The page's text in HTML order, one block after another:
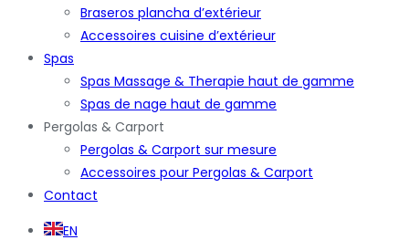
Braseros plancha d’extérieur
Accessoires cuisine d’extérieur
Spas
Spas Massage & Therapie haut de gamme
Spas de nage haut de gamme
Pergolas & Carport
Pergolas & Carport sur mesure
Accessoires pour Pergolas & Carport
Contact
EN